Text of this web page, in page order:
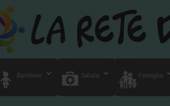
Bambino Salute Famiglia